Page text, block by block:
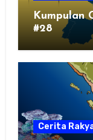
Kumpulan
#28
Cerita